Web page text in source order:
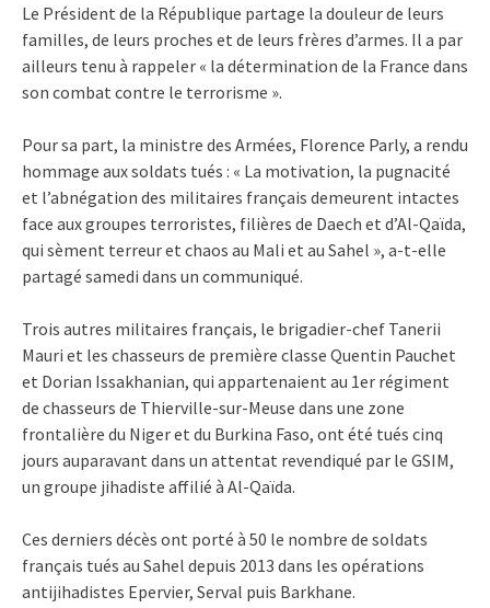
Le Président de la République partage la douleur de leurs
familles, de leurs proches et de leurs frères d’armes. Il a par
ailleurs tenu à rappeler « la détermination de la France dans
son combat contre le terrorisme ».
Pour sa part, la ministre des Armées, Florence Parly, a rendu
hommage aux soldats tués : « La motivation, la pugnacité
et l’abnégation des militaires français demeurent intactes
face aux groupes terroristes, filières de Daech et d’Al-Qaïda,
qui sèment terreur et chaos au Mali et au Sahel », a-t-elle
partagé samedi dans un communiqué.
Trois autres militaires français, le brigadier-chef Tanerii
Mauri et les chasseurs de première classe Quentin Pauchet
et Dorian Issakhanian, qui appartenaient au 1er régiment
de chasseurs de Thierville-sur-Meuse dans une zone
frontalière du Niger et du Burkina Faso, ont été tués cinq
jours auparavant dans un attentat revendiqué par le GSIM,
un groupe jihadiste affilié à Al-Qaïda.
Ces derniers décès ont porté à 50 le nombre de soldats
français tués au Sahel depuis 2013 dans les opérations
antijihadistes Epervier, Serval puis Barkhane.